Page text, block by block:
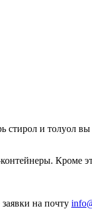
стирол и
Кроме
на почту